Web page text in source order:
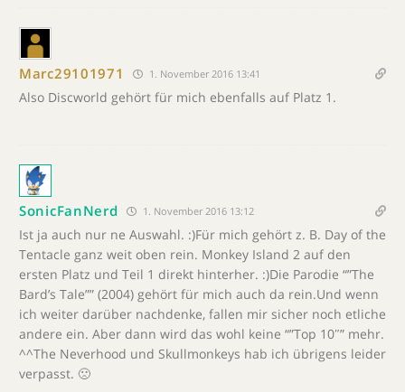
Marc29101971 1. November 2016 13:41
Also Discworld gehört für mich ebenfalls auf Platz 1.
SonicFanNerd 1. November 2016 13:12
Ist ja auch nur ne Auswahl. :)Für mich gehört z. B. Day of the
Tentacle ganz weit oben rein. Monkey Island 2 auf den
ersten Platz und Teil 1 direkt hinterher. :)Die Parodie “”The
Bard’s Tale”” (2004) gehört für mich auch da rein.Und wenn
ich weiter darüber nachdenke, fallen mir sicher noch etliche
andere ein. Aber dann wird das wohl keine “”Top 10″” mehr.
^^The Neverhood und Skullmonkeys hab ich übrigens leider
verpasst. 🙁